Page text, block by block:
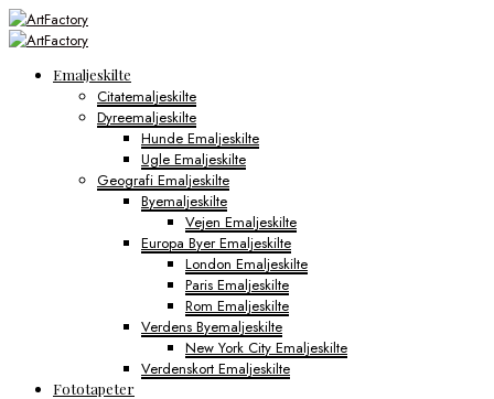
Emaljeskilte
Citatemaljeskilte
Dyreemaljeskilte
Hunde Emaljeskilte
Ugle Emaljeskilte
Geografi Emaljeskilte
Byemaljeskilte
Vejen Emaljeskilte
Europa Byer Emaljeskilte
London Emaljeskilte
Paris Emaljeskilte
Rom Emaljeskilte
Verdens Byemaljeskilte
New York City Emaljeskilte
Verdenskort Emaljeskilte
Fototapeter